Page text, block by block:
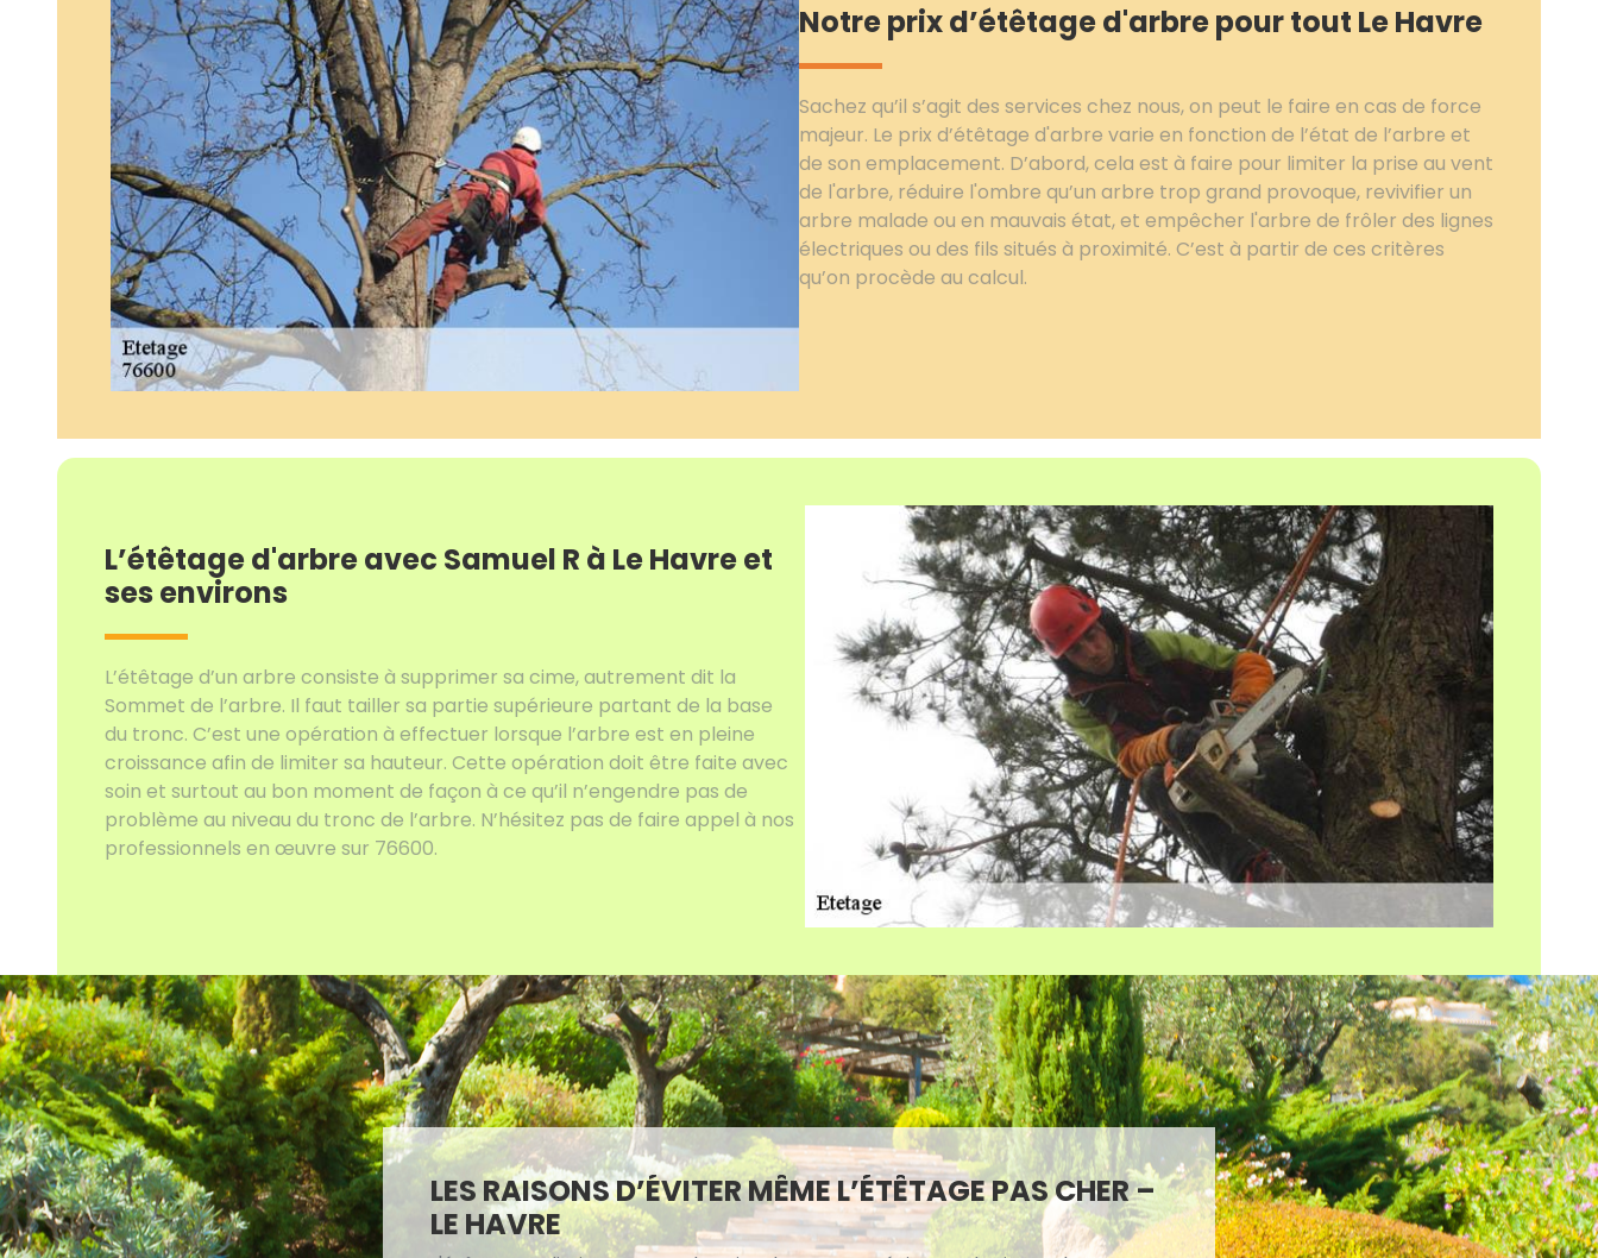
Notre prix d’étêtage d'arbre pour tout Le Havre
Sachez qu’il s’agit des services chez nous, on peut le faire en cas de force
majeur. Le prix d’étêtage d'arbre varie en fonction de l’état de l’arbre et
de son emplacement. D’abord, cela est à faire pour limiter la prise au vent
de l'arbre, réduire l'ombre qu’un arbre trop grand provoque, revivifier un
arbre malade ou en mauvais état, et empêcher l'arbre de frôler des lignes
électriques ou des fils situés à proximité. C’est à partir de ces critères
qu’on procède au calcul.
L’étêtage d'arbre avec Samuel R à Le Havre et
ses environs
L’étêtage d’un arbre consiste à supprimer sa cime, autrement dit la
Sommet de l’arbre. Il faut tailler sa partie supérieure partant de la base
du tronc. C’est une opération à effectuer lorsque l’arbre est en pleine
croissance afin de limiter sa hauteur. Cette opération doit être faite avec
soin et surtout au bon moment de façon à ce qu’il n’engendre pas de
problème au niveau du tronc de l’arbre. N’hésitez pas de faire appel à nos
professionnels en œuvre sur 76600.
LES RAISONS D’ÉVITER MÊME L’ÉTÊTAGE PAS CHER –
LE HAVRE